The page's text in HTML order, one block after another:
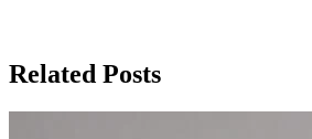
Related Posts